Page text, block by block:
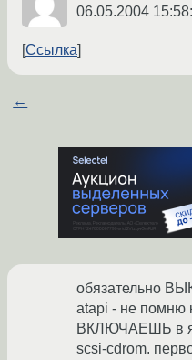
06.05.2004
Ссылка
←
обязательно
atapi - не помню
ВКЛЮЧАЕШЬ в
scsi-cdrom.